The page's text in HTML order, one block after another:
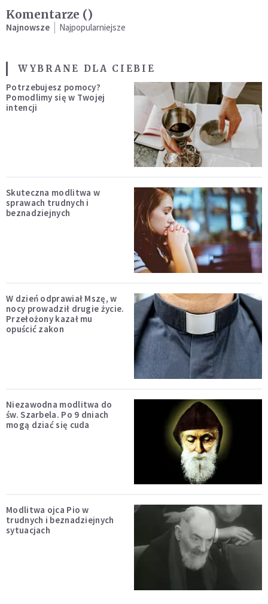
Komentarze ()
Najnowsze Najpopularniejsze
WYBRANE DLA CIEBIE
Potrzebujesz pomocy?
Pomodlimy się w Twojej
intencji
Skuteczna modlitwa w
sprawach trudnych i
beznadziejnych
W dzień odprawiał Mszę, w
nocy prowadził drugie życie.
Przełożony kazał mu
opuścić zakon
Niezawodna modlitwa do
św. Szarbela. Po 9 dniach
mogą dziać się cuda
Modlitwa ojca Pio w
trudnych i beznadziejnych
sytuacjach